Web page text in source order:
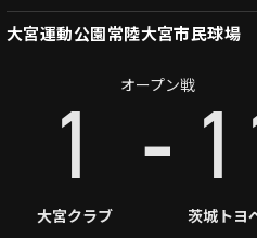
大宮運動公園常陸大宮市民球場
オープン戦
1
大宮クラブ
-
茨城トヨ